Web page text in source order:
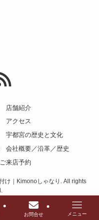
店舗紹介
アクセス
宇都宮の歴史と文化
会社概要／沿革／歴史
ご来店予約
け｜Kimonoしゃなり. All rights
メニュー
お問合せ